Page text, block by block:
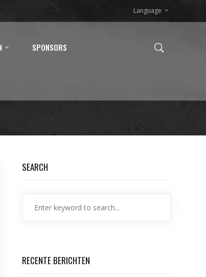
Language
SPONSORS
SEARCH
RECENTE BERICHTEN